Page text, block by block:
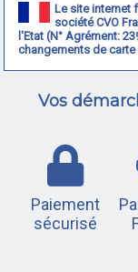
Le site internet
société CVO
l'Etat (N° Agrément:
changements de carte
Vos
Paiement
sécurisé